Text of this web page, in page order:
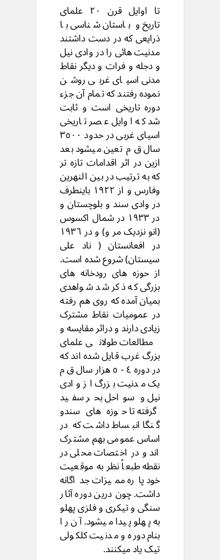
تا اوایل قرن ۲۰ علمای
تاریخ و باستان شناسی با
ذرایعی که در دست داشتند
مدنیت هائی را در وادی نیل
و دجله و فرات و دیگر نقاط
مدنی اسیای غربی روشن
نموده رفتند که تمام آن جزء
دوره تاریخی است و ثابت
شد که اوایل عصر تاریخی
اسیای غربی در حدود ٣٥٠٠
سال ق م تعین میشود بعد
ازین در اثر اقدامات تازه تر
که به ترتیب در بین النهرین
وفارس و از ۱۹۲۲ باینطرف
در وادی سند و بلوچستان و
در ۱۹۳۳ در شمال اکسوس
(انو نزدیک مر و) و در ١٩٣٦
در افعانستان ( ناد علی
سیستان) شروع شده است.
از حوزه های رودخانه های
بزرگی که ذکر شد شواهدی
بمیان آمده که روی هم رفته
در عمومیات نقاط مشترک
زیادی دارند و دراثر مقایسه و
مطالعات طولانی علمای
بزرگ غرب قایل شده اند که
در دوره ٤ - ٥ هزار سال ق م
یک مدنیت بزرگ از وادی
نیل و سواحل بحر سفید
گرفته تا حوزه های سندو
گنگا انبساط داشت که در
اساس عمومی بهم مشترک
اند و در اختصات محلی در
نقطه طبعاً نظر به موقعیت
خود پاره ممیزات جداگانه
داشت. چون درین دوره آثار
سنگی و تیکری و فلزی پهلو
به پهلو پیدا میشود. آن را
بنام دوره و مدنیت کلکولى
تیک یاد میکنند.